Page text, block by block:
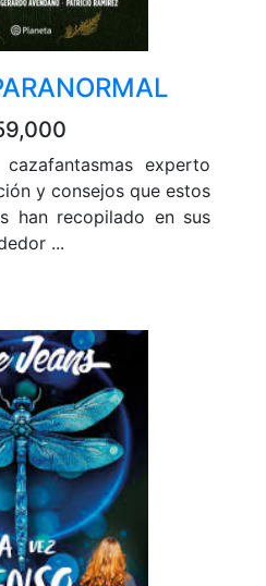
experto
y consejos que estos
han recopilado en sus
...